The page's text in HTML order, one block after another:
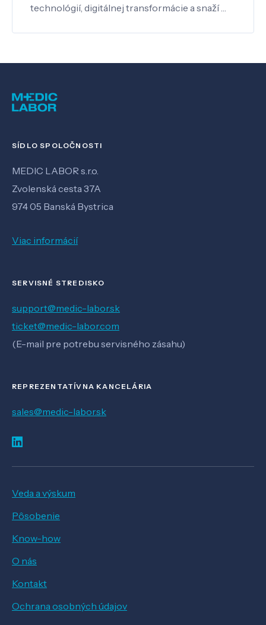
technológií, digitálnej transformácie a snaží …
SÍDLO SPOLOČNOSTI
MEDIC LABOR s.r.o.
Zvolenská cesta 37A
974 05 Banská Bystrica
Viac informácií
SERVISNÉ STREDISKO
support@medic-labor.sk
ticket@medic-labor.com
(E-mail pre potrebu servisného zásahu)
REPREZENTATÍVNA KANCELÁRIA
sales@medic-labor.sk
Veda a výskum
Pôsobenie
Know-how
O nás
Kontakt
Ochrana osobných údajov